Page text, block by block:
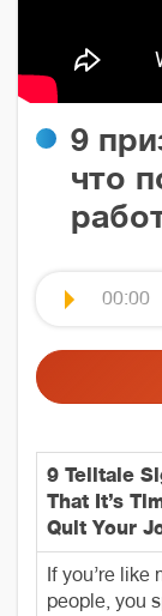
9
что
00:00
9 Telltale
That It’s
Quit Your
If you’re like
people, you